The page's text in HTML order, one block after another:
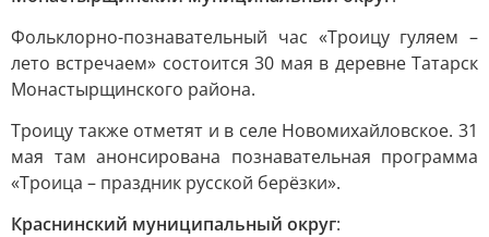
Фольклорно-познавательный час «Троицу гуляем –
лето встречаем» состоится 30 мая в деревне Татарск
Монастырщинского района.
Троицу также отметят и в селе Новомихайловское. 31
мая там анонсирована познавательная программа
«Троица – праздник русской берёзки».
Краснинский муниципальный округ: